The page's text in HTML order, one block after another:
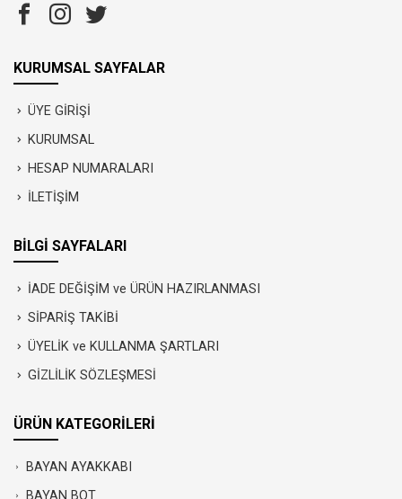
KURUMSAL SAYFALAR
ÜYE GİRİŞİ
KURUMSAL
HESAP NUMARALARI
İLETİŞİM
BİLGİ SAYFALARI
İADE DEĞİŞİM ve ÜRÜN HAZIRLANMASI
SİPARİŞ TAKİBİ
ÜYELİK ve KULLANMA ŞARTLARI
GİZLİLİK SÖZLEŞMESİ
ÜRÜN KATEGORİLERİ
BAYAN AYAKKABI
BAYAN BOT